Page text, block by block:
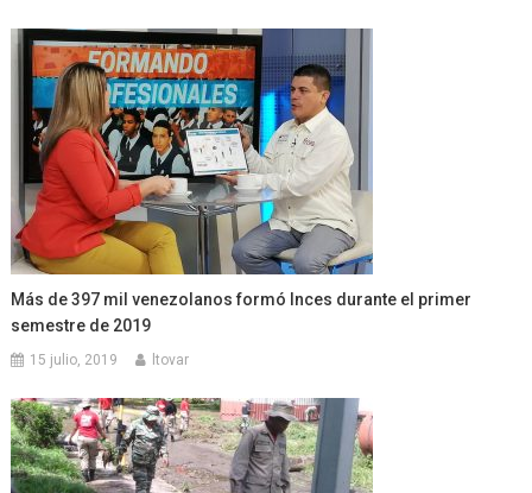
Más de 397 mil venezolanos formó Inces durante el primer
semestre de 2019
15 julio, 2019 ltovar